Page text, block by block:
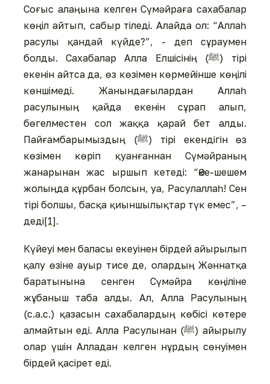
Соғыс алаңына келген Сүмәйраға сахабалар
көңіл айтып, сабыр тіледі. Алайда ол: “Аллаһ
расулы қандай күйде?”, - деп сұраумен
болды. Сахабалар Алла Елшісінің (ﷺ) тірі
екенін айтса да, өз көзімен көрмейінше көңілі
көншімеді. Жанындағылардан Аллаһ
расулының қайда екенін сұрап алып,
бөгелместен сол жаққа қарай бет алды.
Пайғамбарымыздың (ﷺ) тірі екендігін өз
көзімен көріп қуанғаннан Сүмәйраның
жанарынан жас ыршып кетеді: “Әке-шешем
жолыңда құрбан болсын, уа, Расулаллаһ! Сен
тірі болшы, басқа қиыншылықтар түк емес”, –
деді[1].
Күйеуі мен баласы екеуінен бірдей айырылып
қалу өзіне ауыр тисе де, олардың Жәннатқа
баратынына сенген Сүмәйра көңіліне
жұбаныш таба алды. Ал, Алла Расулының
(с.а.с.) қазасын сахабалардың көбісі көтере
алмайтын еді. Алла Расулынан (ﷺ) айырылу
олар үшін Алладан келген нұрдың сөнуімен
бірдей қасірет еді.